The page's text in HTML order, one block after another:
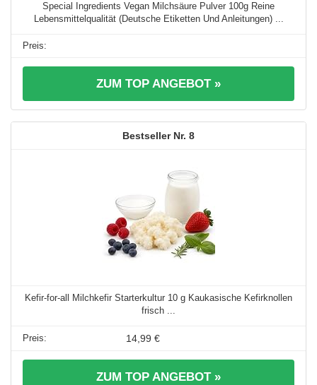
Special Ingredients Vegan Milchsäure Pulver 100g Reine
Lebensmittelqualität (Deutsche Etiketten Und Anleitungen) ...
ZUM TOP ANGEBOT »
8
Kefir-for-all Milchkefir Starterkultur 10 g Kaukasische Kefirknollen
frisch ...
14,99 €
ZUM TOP ANGEBOT »